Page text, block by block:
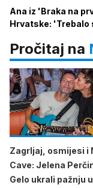
Ana iz 'Braka na
Hrvatske: 'Trebalo
Pročitaj na
Zagrljaj, osmijesi i
Cave: Jelena
Gelo ukrali pažnju